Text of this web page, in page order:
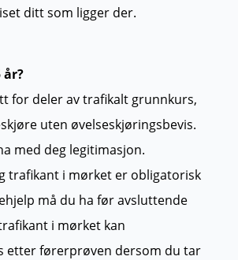
ditt som ligger der.
år?
for deler av trafikalt grunnkurs,
uten øvelseskjøringsbevis.
med deg legitimasjon.
trafikant i mørket er obligatorisk
må du ha før avsluttende
i mørket kan
etter førerprøven dersom du tar